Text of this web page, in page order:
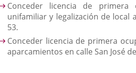
Conceder licencia de primera
unifamiliar y legalización de local
53.
Conceder licencia de primera
aparcamientos en calle San José